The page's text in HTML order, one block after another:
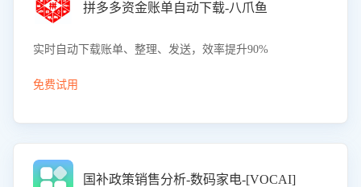
拼多多资金账单自动下载-八爪鱼
实时自动下载账单、整理、发送，效率提升90%
免费试用
国补政策销售分析-数码家电-[VOCAI]